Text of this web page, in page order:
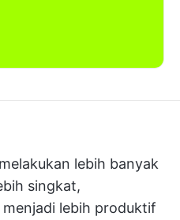
lebih banyak
singkat,
lebih produktif